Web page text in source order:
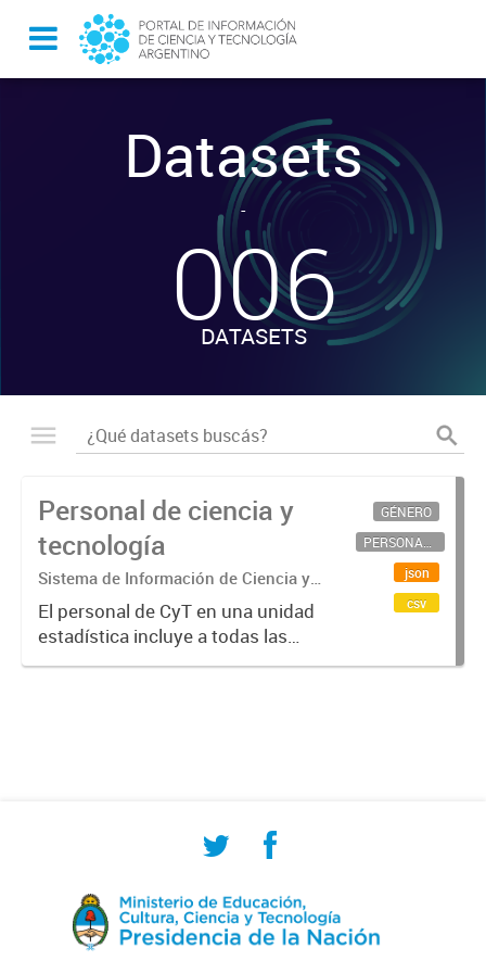
Datasets
-
006
DATASETS
Personal de ciencia y
tecnología
Sistema de Información de Ciencia y
Tecnología Argentino (SICYTAR)
El personal de CyT en una unidad
estadística incluye a todas las
personas involucradas
GÉNERO
PERSONAL CIENTÍFICO-TECNOLÓGICO
json
csv